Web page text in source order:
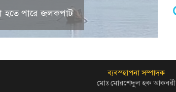
হতে পারে জলকপাট
ব্যবস্হাপনা সম্পাদক
মোঃ মোরশেদুল হক আকবরী